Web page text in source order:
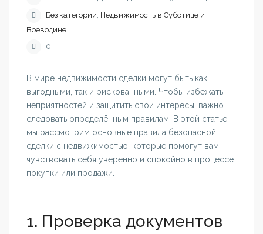
Без категории, Недвижимость в Суботице и
Воеводине
0
В мире недвижимости сделки могут быть как
выгодными, так и рискованными. Чтобы избежать
неприятностей и защитить свои интересы, важно
следовать определённым правилам. В этой статье
мы рассмотрим основные правила безопасной
сделки с недвижимостью, которые помогут вам
чувствовать себя уверенно и спокойно в процессе
покупки или продажи.
1. Проверка документов